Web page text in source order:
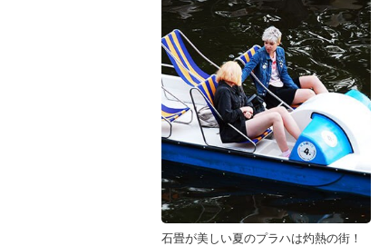
石畳が美しい夏のプラハは灼熱の街！